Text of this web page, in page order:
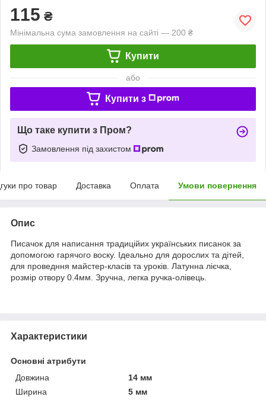
115 ₴
Мінімальна сума замовлення на сайті — 200 ₴
Купити
або
Купити з
Що таке купити з Пром?
Замовлення під захистом
про товар Доставка Оплата Умови повернення
Опис
Писачок для написання традиційих українських писанок за
допомогою гарячого воску. Ідеально для дорослих та дітей,
для проведння майстер-класів та уроків. Латунна лієчка,
розмір отвору 0.4мм. Зручна, легка ручка-олівець.
Характеристики
Основні атрибути
Довжина
14 мм
Ширина
5 мм